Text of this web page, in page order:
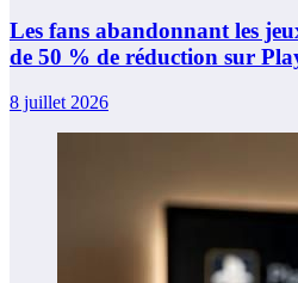
Les fans abandonnant les
de 50 % de réduction sur
8 juillet 2026